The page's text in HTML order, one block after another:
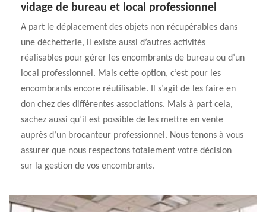
vidage de bureau et local professionnel
A part le déplacement des objets non récupérables dans
une déchetterie, il existe aussi d’autres activités
réalisables pour gérer les encombrants de bureau ou d’un
local professionnel. Mais cette option, c’est pour les
encombrants encore réutilisable. Il s’agit de les faire en
don chez des différentes associations. Mais à part cela,
sachez aussi qu’il est possible de les mettre en vente
auprès d’un brocanteur professionnel. Nous tenons à vous
assurer que nous respectons totalement votre décision
sur la gestion de vos encombrants.